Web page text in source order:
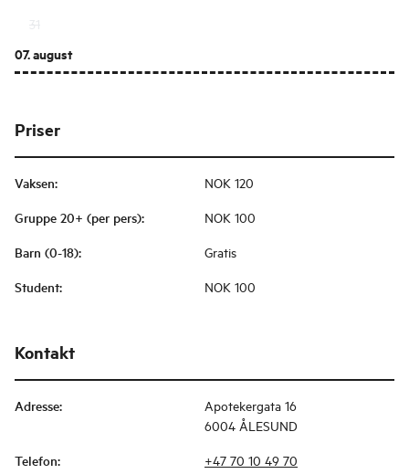
07. august
Priser
Vaksen: NOK 120
Gruppe 20+ (per pers): NOK 100
Barn (0-18): Gratis
Student: NOK 100
Kontakt
Adresse:
Apotekergata 16
6004 ÅLESUND
Telefon: +47 70 10 49 70